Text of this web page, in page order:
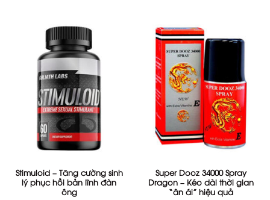
Stimuloid – Tăng cường sinh
lý phục hồi bản lĩnh đàn
ông
Super Dooz 34000 Spray
Dragon – Kéo dài thời gian
“ân ái” hiệu quả